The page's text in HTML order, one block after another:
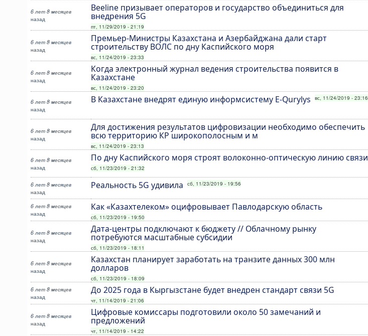
6 лет 8 месяцев
назад
Beeline призывает операторов и государство объединиться для
внедрения 5G
пт, 11/29/2019 - 21:19
6 лет 8 месяцев
назад
Премьер-Министры Казахстана и Азербайджана дали старт
строительству ВОЛС по дну Каспийского моря
вс, 11/24/2019 - 23:33
6 лет 8 месяцев
назад
Когда электронный журнал ведения строительства появится в
Казахстане
вс, 11/24/2019 - 23:20
6 лет 8 месяцев
назад
В Казахстане внедрят единую информсистему Е-Qurylys вс, 11/24/2019 - 23:16
6 лет 8 месяцев
назад
Для достижения результатов цифровизации необходимо обеспечить
всю территорию КР широкополосным и м
вс, 11/24/2019 - 23:13
6 лет 8 месяцев
назад
По дну Каспийского моря строят волоконно-оптическую линию связи
сб, 11/23/2019 - 21:32
6 лет 8 месяцев
назад
Реальность 5G удивила сб, 11/23/2019 - 19:56
6 лет 8 месяцев
назад
Как «Казахтелеком» оцифровывает Павлодарскую область
сб, 11/23/2019 - 19:50
6 лет 8 месяцев
назад
Дата-центры подключают к бюджету // Облачному рынку
потребуются масштабные субсидии
сб, 11/23/2019 - 18:11
6 лет 8 месяцев
назад
Казахстан планирует заработать на транзите данных 300 млн
долларов
сб, 11/23/2019 - 18:09
6 лет 8 месяцев
назад
До 2025 года в Кыргызстане будет внедрен стандарт связи 5G
чт, 11/14/2019 - 21:06
6 лет 8 месяцев
назад
Цифровые комиссары подготовили около 50 замечаний и
предложений
чт, 11/14/2019 - 14:22